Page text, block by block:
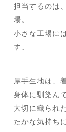
担当するのは
場。
小さな工場に
す。
厚手生地は、
身体に馴染ん
大切に織られ
たかな気持ち